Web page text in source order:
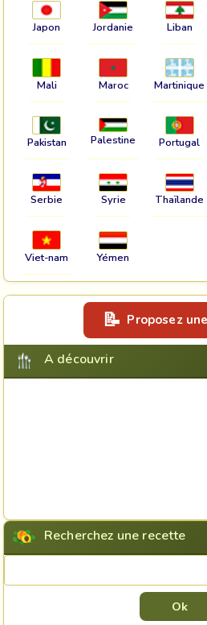
Japon Jordanie Liban
Mali Maroc Martinique
Pakistan Palestine Portugal
Serbie Syrie Thaïlande
Viet-nam Yémen
Proposez
A découvrir
Recherchez une recette